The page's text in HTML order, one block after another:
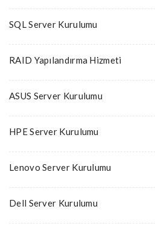
SQL Server Kurulumu
RAID Yapılandırma Hizmeti
ASUS Server Kurulumu
HPE Server Kurulumu
Lenovo Server Kurulumu
Dell Server Kurulumu